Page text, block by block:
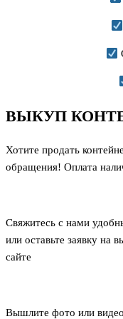
ВЫКУП
Хотите продать
обращения! Оплата
Свяжитесь с нами
или оставьте заявку на
сайте
Вышлите фото или